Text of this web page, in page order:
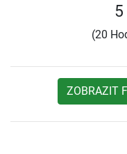
5
(20
ZOBRAZIT